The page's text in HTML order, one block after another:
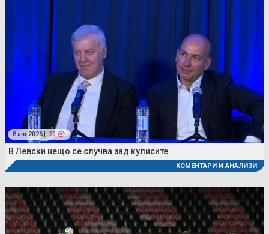
8 авг 2026 | 20
В Левски нещо се случва зад кулисите
КОМЕНТАРИ И АНАЛИЗИ